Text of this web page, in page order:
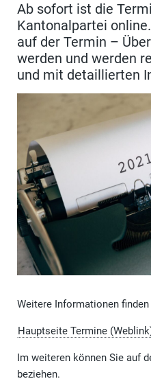
Ab sofort ist die
Kantonalpartei
auf der Termin –
werden und werden
und mit detaillierten
Weitere Informationen
Hauptseite Termine
Im weiteren können Sie auf
beziehen.